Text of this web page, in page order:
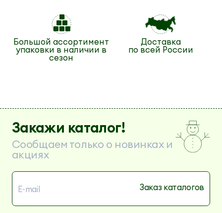
Большой ассортимент
упаковки в наличии в
сезон
Доставка
по всей России
Закажи каталог!
Сообщаем только о новинках и
акциях